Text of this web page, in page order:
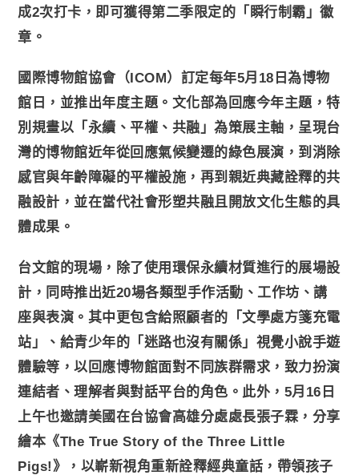
成2次打卡，即可獲得第二季限定的「瞬行制霸」徽
章。
國際博物館協會（ICOM）訂定每年5月18日為博物
館日，並推出年度主題。文化部為回應今年主題，特
別規畫以「永續、平權、共融」為策展主軸，呈現台
灣的博物館近年從回應氣候變遷的綠色展演，到消除
感官與年齡障礙的平權設施，再到親近典藏詮釋的共
融設計，並在當代社會形塑共融且開放文化生態的具
體成果。
台文館的現場，除了使用環保永續材質進行的展場設
計，同時推出近20場各類型手作活動、工作坊、講
座與表演。其中更包含給照顧者的「文學處方箋充電
站」、給青少年的「迷路也沒有關係」視覺小說手遊
體驗等，以回應博物館面對不同族群需求，致力扮演
連結者、理解者與對話平台的角色。此外，5月16日
上午也邀請美國在台協會高雄分處處長張子霖，分享
繪本《The True Story of the Three Little
Pigs!》，以嶄新視角重新詮釋經典童話，帶領孩子